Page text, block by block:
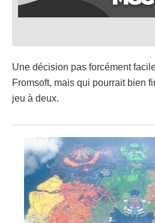
Une décision pas forcément
Fromsoft, mais qui pourrait bien
jeu à deux.